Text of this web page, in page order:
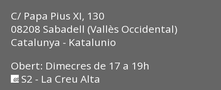
C/ Papa Pius XI, 130
08208 Sabadell (Vallès Occidental)
Catalunya - Katalunio
Obert: Dimecres de 17 a 19h
S2 - La Creu Alta